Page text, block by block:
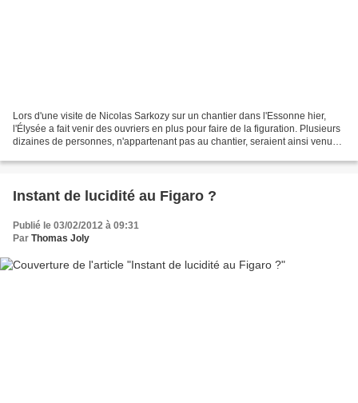
Lors d'une visite de Nicolas Sarkozy sur un chantier dans l'Essonne hier,
l'Élysée a fait venir des ouvriers en plus pour faire de la figuration. Plusieurs
dizaines de personnes, n'appartenant pas au chantier, seraient ainsi venues
Instant de lucidité au Figaro ?
Publié le 03/02/2012 à 09:31
Par Thomas Joly